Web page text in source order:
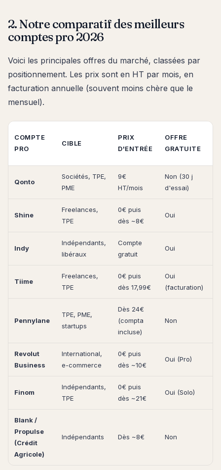
2. Notre comparatif des meilleurs
comptes pro 2026
Voici les principales offres du marché, classées par
positionnement. Les prix sont en HT par mois, en
facturation annuelle (souvent moins chère que le
mensuel).
COMPTE
PRO
CIBLE
PRIX
D'ENTRÉE
OFFRE
GRATUITE
Qonto
Sociétés, TPE,
PME
9€
HT/mois
Non (30 j
d'essai)
Shine
Freelances,
TPE
0€ puis
dès ~8€
Oui
Indy
Indépendants,
libéraux
Compte
gratuit
Oui
Tiime
Freelances,
TPE
0€ puis
dès 17,99€
Oui
(facturation)
Pennylane
TPE, PME,
startups
Dès 24€
(compta
incluse)
Non
Revolut
Business
International,
e-commerce
0€ puis
dès ~10€
Oui (Pro)
Finom
Indépendants,
TPE
0€ puis
dès ~21€
Oui (Solo)
Blank /
Propulse
(Crédit
Agricole)
Indépendants Dès ~8€ Non